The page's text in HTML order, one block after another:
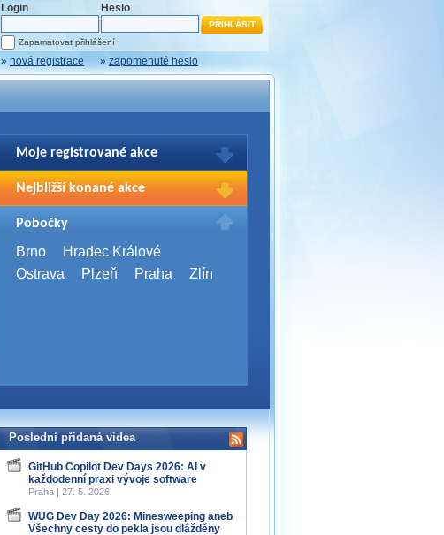
Login Heslo
Zapamatovat přihlášení
» nová registrace » zapomenuté heslo
Moje registrované akce
Pro zobrazení Vašich registrací na akce
se prosím přihlašte.
Nejbližší konané akce
WUG Days 2026
4. 9. 2026,Brno
SQL Server Bootcamp 2026
Pobočky
Brno
Hradec Králové
Ostrava
Plzeň Praha Zlín
Poslední přidaná videa
GitHub Copilot Dev Days 2026: AI v
každodenní praxi vývoje software
Praha | 27. 5. 2026
WUG Dev Day 2026: Minesweeping aneb
Všechny cesty do pekla jsou dlážděny